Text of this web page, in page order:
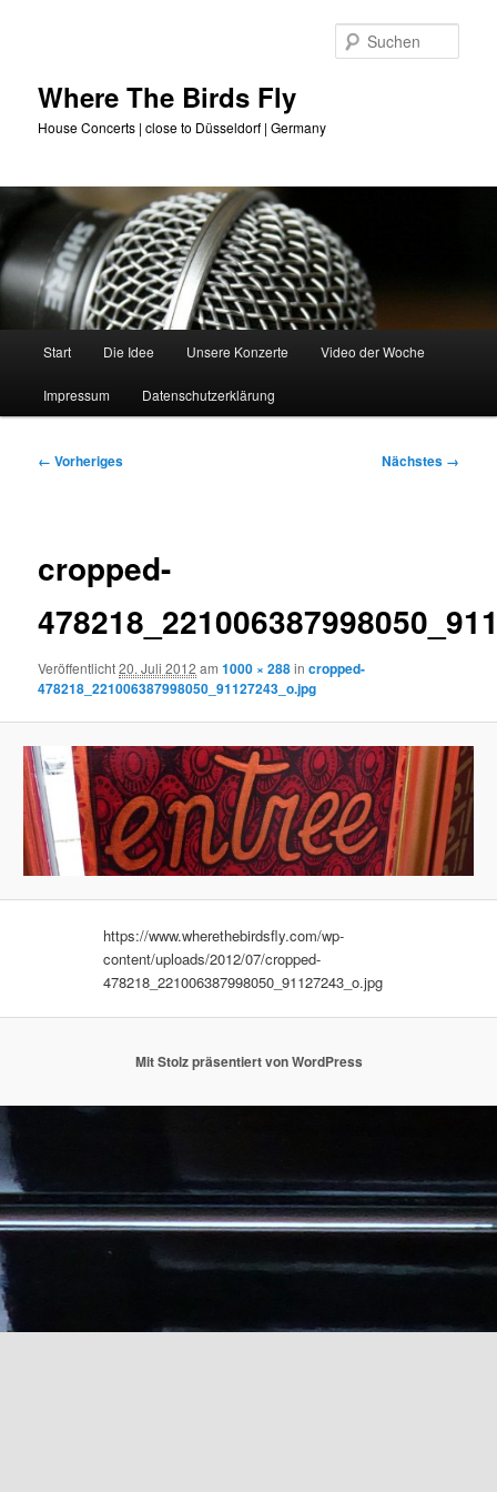
Where The Birds Fly
House Concerts | close to Düsseldorf | Germany
Start Die Idee Unsere Konzerte Video der Woche
Impressum Datenschutzerklärung
Bilder-
← Vorheriges Nächstes →
cropped-
Veröffentlicht20. Juli 2012 am1000 × 288incropped-
478218_221006387998050_91127243_o.jpg
https://www.wherethebirdsfly.com/wp-
content/uploads/2012/07/cropped-
478218_221006387998050_91127243_o.jpg
Mit Stolz präsentiert von WordPress